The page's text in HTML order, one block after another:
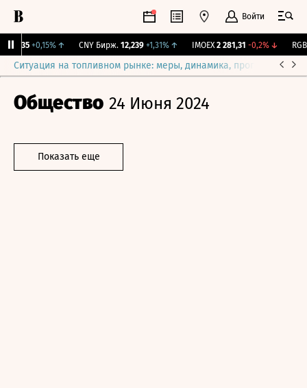
Войти
115,35 +0,15%↑ CNY Бирж. 12,239 +1,31% ↑ IMOEX 2 281,31 -0,2%↓
Ситуация на топливном рынке: меры, динамика, прогнозы
Общество 24 Июня 2024
Показать еще